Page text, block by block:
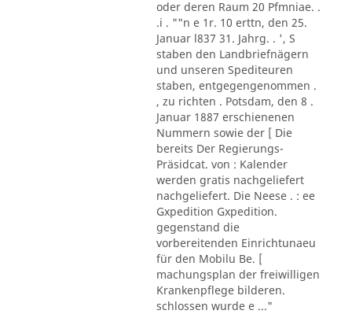
oder deren Raum 20 Pfmniae. .
.i . ""n e 1r. 10 erttn, den 25.
Januar l837 31. Jahrg. . ', S
staben den Landbriefnägern
und unseren Spediteuren
staben, entgegengenommen .
, zu richten . Potsdam, den 8 .
Januar 1887 erschienenen
Nummern sowie der [ Die
bereits Der Regierungs-
Präsidcat. von : Kalender
werden gratis nachgeliefert
nachgeliefert. Die Neese . : ee
Gxpedition Gxpedition.
gegenstand die
vorbereitenden Einrichtunaeu
für den Mobilu Be. [
machungsplan der freiwilligen
Krankenpflege bilderen.
schlossen wurde e ..."